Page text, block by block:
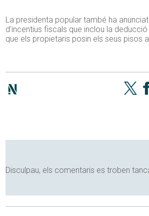
La presidenta popular també ha
d’incentius fiscals que inclou la deducció
que els propietaris posin els seus pisos
Disculpau, els comentaris es troben